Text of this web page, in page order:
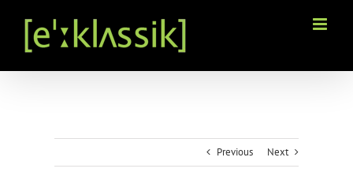
Previous Next